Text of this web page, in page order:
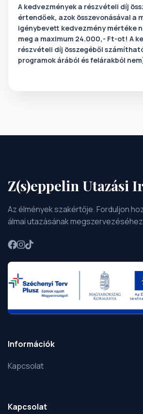
A kedvezmények a részvételi díj
értendőek, azok összevonásával a
igénybevett kedvezmény mértéke
meg a maximum 24.000,- Ft-ot! A
részvételi díj összegéből
programok árából és felárakból
Z(s)eppelin Utazási
Az élmények szakértője. Forduljon
álmai utazásának
Információk
Kapcsolat
Kapcsolat